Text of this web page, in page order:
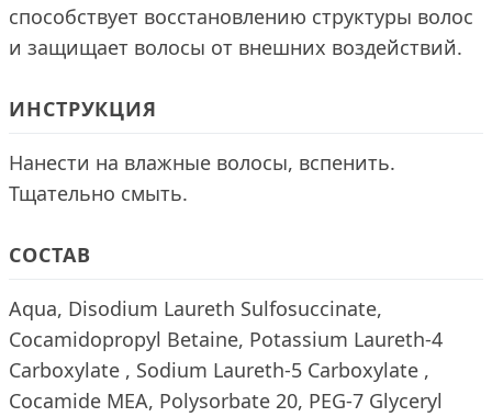
способствует восстановлению структуры волос
и защищает волосы от внешних воздействий.
ИНСТРУКЦИЯ
Нанести на влажные волосы, вспенить.
Тщательно смыть.
СОСТАВ
Aqua, Disodium Laureth Sulfosuccinate,
Cocamidopropyl Betaine, Potassium Laureth-4
Carboxylate , Sodium Laureth-5 Carboxylate ,
Cocamide MEA, Polysorbate 20, PEG-7 Glyceryl